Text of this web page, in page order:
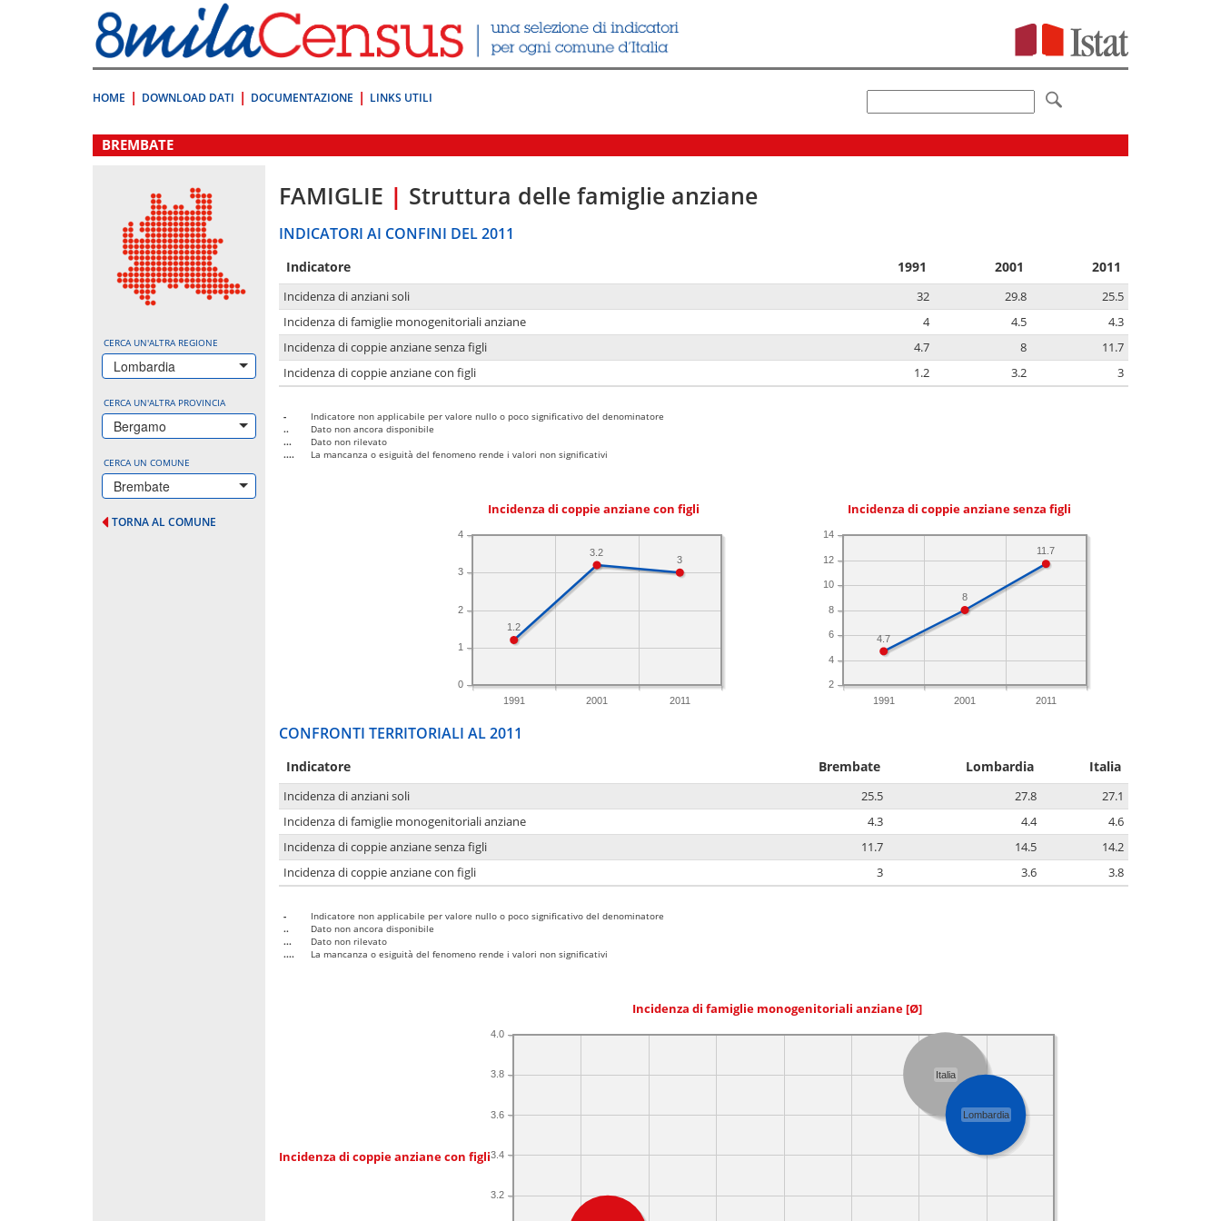
direttamente
a:
Contenuto
HOME DOWNLOAD DATI DOCUMENTAZIONE LINKS UTILI
.
BREMBATE
CERCA UN'ALTRA REGIONE
Lombardia
CERCA UN'ALTRA PROVINCIA
Bergamo
CERCA UN COMUNE
Brembate
TORNA AL COMUNE
FAMIGLIE | Struttura delle famiglie anziane
INDICATORI AI CONFINI DEL 2011
Indicatore 1991 2001 2011
Incidenza di anziani soli 32 29.8
25.5
Incidenza di famiglie monogenitoriali anziane
4 4.5
4.3
Incidenza di coppie anziane senza figli
4.7 8
11.7
Incidenza di coppie anziane con figli
1.2 3.2 3
-
Indicatore non applicabile per valore nullo o poco significativo del denominatore
..
Dato non ancora disponibile
...
Dato non rilevato
....
La mancanza o esiguità del fenomeno rende i valori non significativi
Incidenza di coppie anziane con figli
1991 2001 2011
0
1
2
3
4
3
3.2
1.2
Incidenza di coppie anziane senza figli
1991 2001 2011
2
4
6
8
10
12
14
11.7
8
4.7
CONFRONTI TERRITORIALI AL 2011
Indicatore Brembate Lombardia Italia
Incidenza di anziani soli 25.5 27.8
27.1
Incidenza di famiglie monogenitoriali anziane
4.3 4.4
4.6
Incidenza di coppie anziane senza figli
11.7 14.5
14.2
Incidenza di coppie anziane con figli
3 3.6 3.8
-
Indicatore non applicabile per valore nullo o poco significativo del denominatore
..
Dato non ancora disponibile
...
Dato non rilevato
....
La mancanza o esiguità del fenomeno rende i valori non significativi
Incidenza di famiglie monogenitoriali anziane [Ø]
Incidenza di coppie anziane con figli
3.2
3.4
3.6
3.8
4.0
Italia
Lombardia